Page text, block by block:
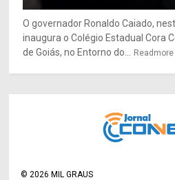
O governador Ronaldo Caiado,
inaugura o Colégio Estadual Cora
de Goiás, no Entorno do... Readmore
©2026 MIL GRAUS